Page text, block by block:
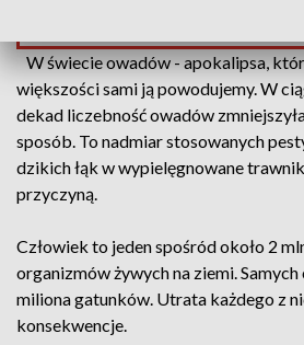
W świecie owadów - apokalipsa,
większości sami ją powodujemy. W
dekad liczebność owadów
sposób. To nadmiar stosowanych
dzikich łąk w wypielęgnowane
przyczyną.
Człowiek to jeden spośród około 2
organizmów żywych na ziemi.
miliona gatunków. Utrata każdego z
konsekwencje.